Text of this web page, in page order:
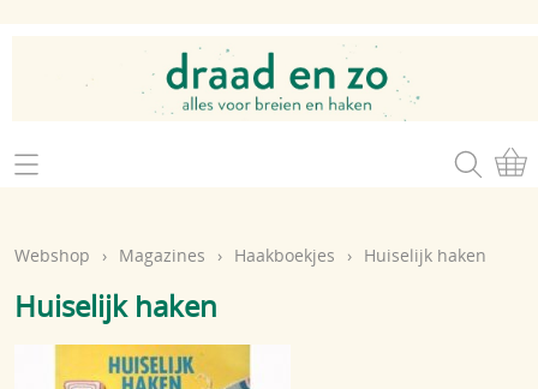
Home
Brei- en haakbenodigdheden
Magazines
Openingsuren
Webshop › Magazines › Haakboekjes › Huiselijk haken
Huiselijk haken